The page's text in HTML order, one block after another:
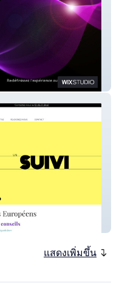
แสดงเพิ่มขึ้น